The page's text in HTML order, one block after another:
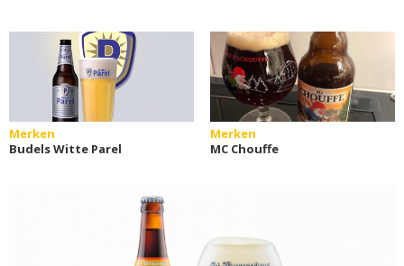
Merken
Budels Witte Parel
Merken
MC Chouffe